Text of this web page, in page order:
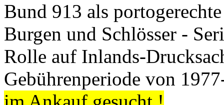
Bund 913 als
Burgen und Schlösser -
Rolle auf Inlands-
Gebührenperiode von